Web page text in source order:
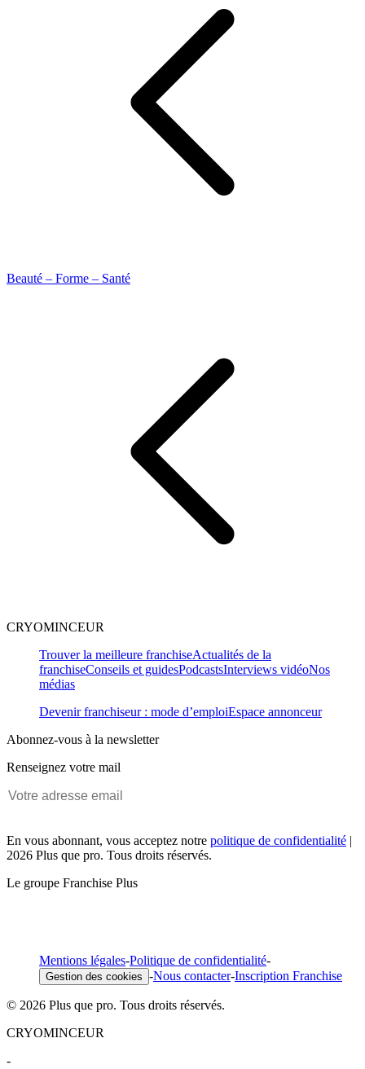
Beauté – Forme – Santé
CRYOMINCEUR
Trouver la meilleure franchiseActualités de la
franchiseConseils et guidesPodcastsInterviews vidéoNos
médias
Devenir franchiseur : mode d’emploiEspace annonceur
Abonnez-vous à la newsletter
Renseignez votre mail
En vous abonnant, vous acceptez notre politique de confidentialité |
2026 Plus que pro. Tous droits réservés.
Le groupe Franchise Plus
Mentions légales-Politique de confidentialité-
Gestion des cookies -Nous contacter-Inscription Franchise
© 2026 Plus que pro. Tous droits réservés.
CRYOMINCEUR
-